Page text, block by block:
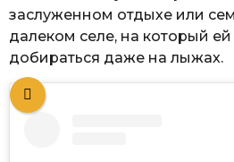
заслуженном отдыхе или
далеком селе, на который
добираться даже на лыжах.